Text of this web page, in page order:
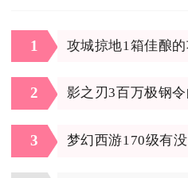
1 攻城掠地1箱佳酿
2 影之刃3百万极钢
3 梦幻西游170级有